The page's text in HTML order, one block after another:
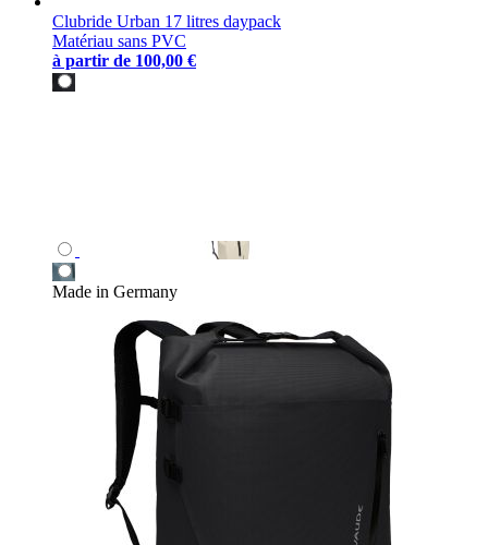
Clubride Urban 17 litres daypack
Matériau sans PVC
à partir de 100,00 €
Made in Germany